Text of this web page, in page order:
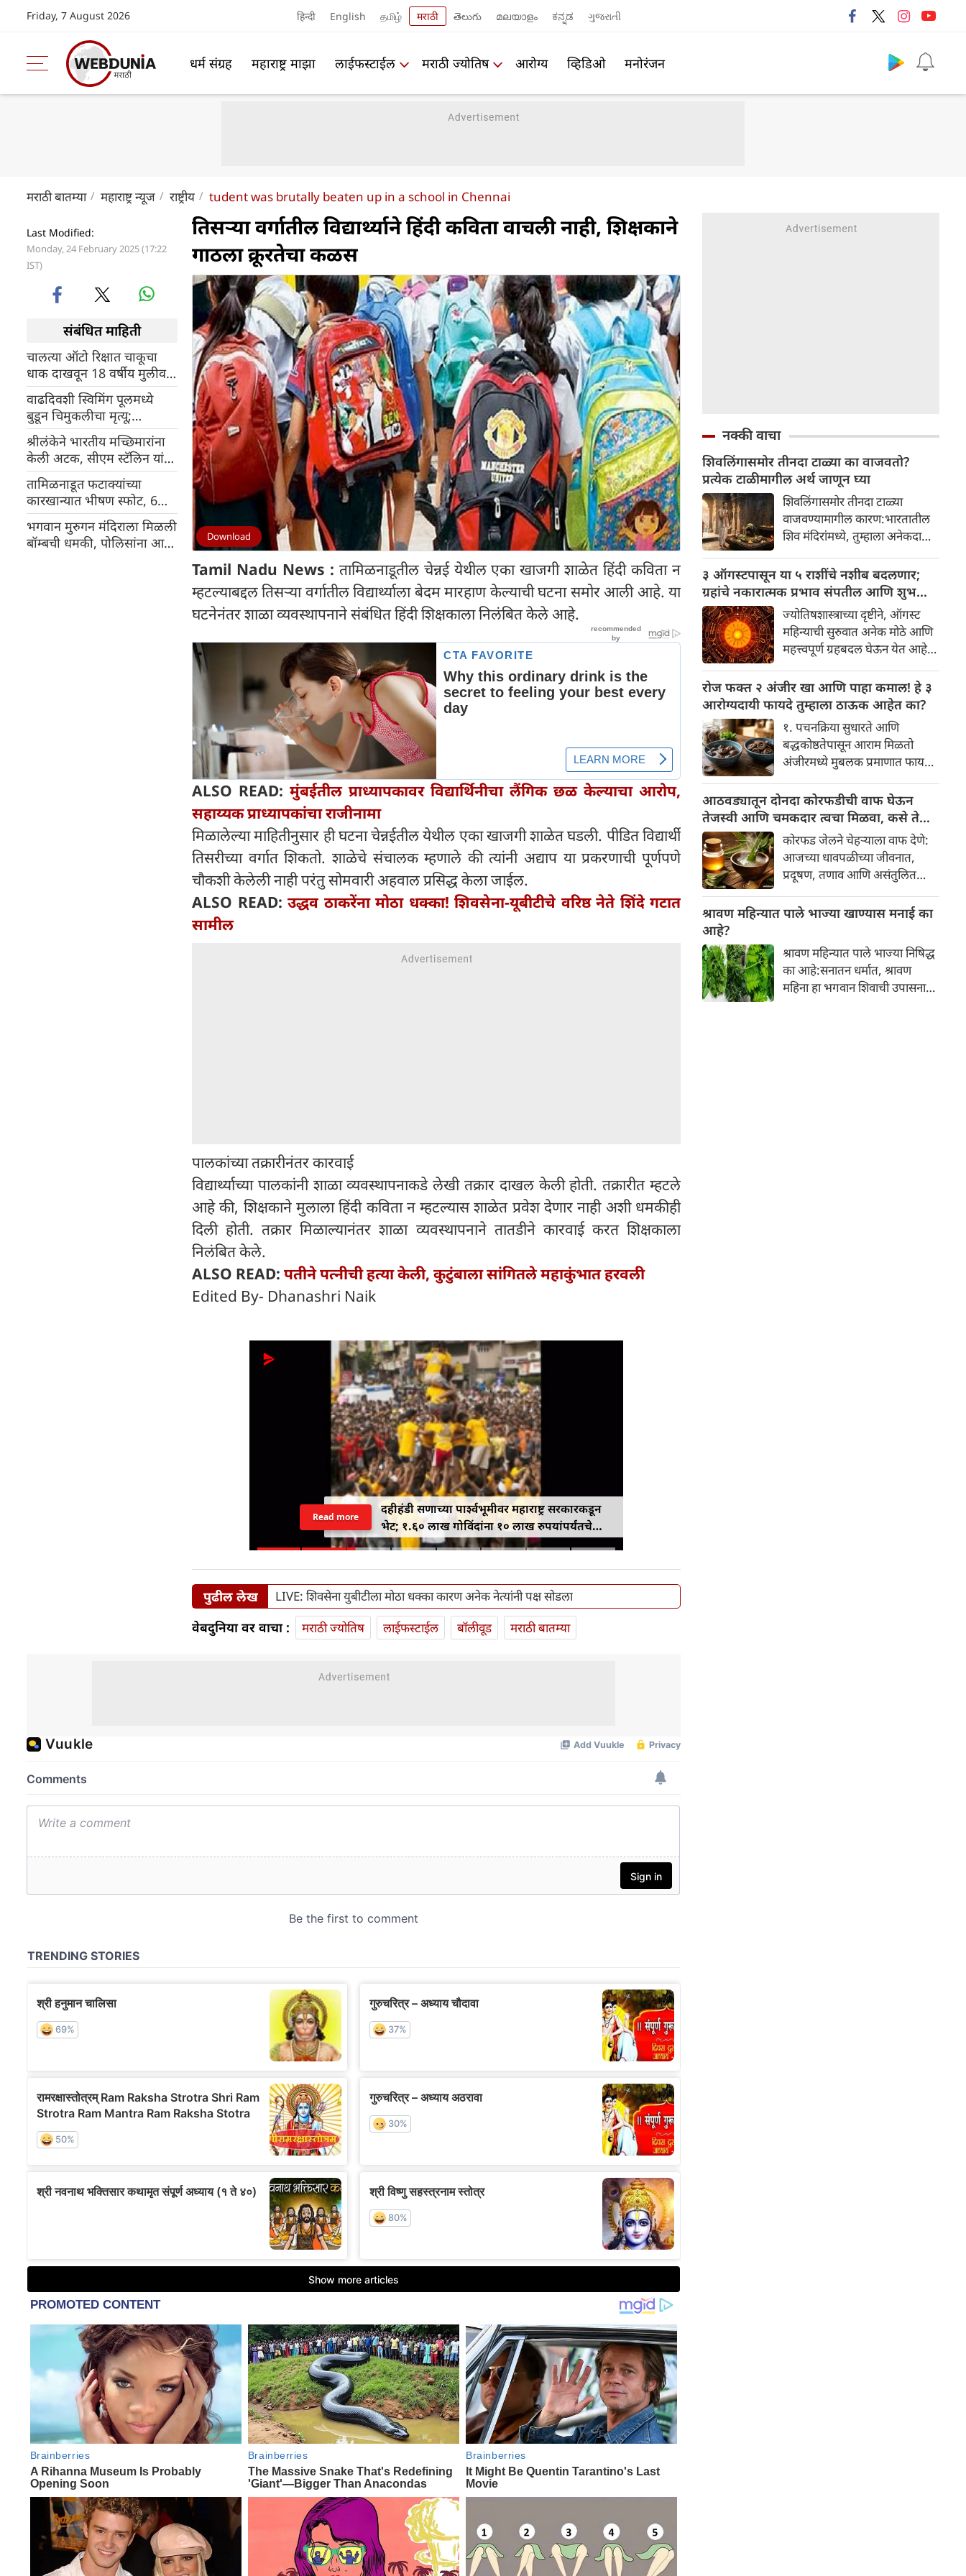
Friday, 7 August 2026 हिन्दी English தமிழ் मराठी తెలుగు മലയാളം ಕನ್ನಡ ગુજરાતી
धर्म संग्रह महाराष्ट्र माझा लाईफस्टाईल मराठी ज्योतिष आरोग्य व्हिडिओ मनोरंजन
मराठी बातम्या महाराष्ट्र न्यूज राष्ट्रीय tudent was brutally beaten up in a school in Chennai
Last Modified:
Monday, 24 February 2025 (17:22
IST)
संबंधित माहिती
चालत्या ऑटो रिक्षात चाकूचा
धाक दाखवून 18 वर्षीय मुलीवर
लैंगिक अत्याचार
वाढदिवशी स्विमिंग पूलमध्ये
बुडून चिमुकलीचा मृत्यू;
कुटुंबासह वाढदिवस साजरा
करण्यासाठी रिसॉर्टमध्ये आली
होती
श्रीलंकेने भारतीय मच्छिमारांना
केली अटक, सीएम स्टॅलिन यांनी
केंद्र सरकारला मोठे आवाहन
केले
तामिळनाडूत फटाक्यांच्या
कारखान्यात भीषण स्फोट, 6
जणांचा दुर्दैवी मृत्यू;
भगवान मुरुगन मंदिराला मिळली
बॉम्बची धमकी, पोलिसांना आला
तिसऱ्या वर्गातील विद्यार्थ्याने हिंदी कविता वाचली नाही, शिक्षकाने
गाठला क्रूरतेचा कळस
Download
Tamil Nadu News : तामिळनाडूतील चेन्नई येथील एका खाजगी शाळेत हिंदी कविता न
म्हटल्याबद्दल तिसऱ्या वर्गातील विद्यार्थ्याला बेदम मारहाण केल्याची घटना समोर आली आहे. या
घटनेनंतर शाळा व्यवस्थापनाने संबंधित हिंदी शिक्षकाला निलंबित केले आहे.
ALSO READ: मुंबईतील प्राध्यापकावर विद्यार्थिनीचा लैंगिक छळ केल्याचा आरोप,
सहाय्यक प्राध्यापकांचा राजीनामा
मिळालेल्या माहितीनुसार ही घटना चेन्नईतील येथील एका खाजगी शाळेत घडली. पीडित विद्यार्थी
तिसरीच्या वर्गात शिकतो. शाळेचे संचालक म्हणाले की त्यांनी अद्याप या प्रकरणाची पूर्णपणे
चौकशी केलेली नाही परंतु सोमवारी अहवाल प्रसिद्ध केला जाईल.
ALSO READ: उद्धव ठाकरेंना मोठा धक्का! शिवसेना-यूबीटीचे वरिष्ठ नेते शिंदे गटात
सामील
पालकांच्या तक्रारीनंतर कारवाई
विद्यार्थ्याच्या पालकांनी शाळा व्यवस्थापनाकडे लेखी तक्रार दाखल केली होती. तक्रारीत म्हटले
आहे की, शिक्षकाने मुलाला हिंदी कविता न म्हटल्यास शाळेत प्रवेश देणार नाही अशी धमकीही
दिली होती. तक्रार मिळाल्यानंतर शाळा व्यवस्थापनाने तातडीने कारवाई करत शिक्षकाला
निलंबित केले.
ALSO READ: पतीने पत्नीची हत्या केली, कुटुंबाला सांगितले महाकुंभात हरवली
Edited By- Dhanashri Naik
दहीहंडी सणाच्या पार्श्वभूमीवर महाराष्ट्र सरकारकडून
भेट; १.६० लाख गोविंदांना १० लाख रुपयांपर्यंतचे
विमा संरक्षण मिळणार
Read more
पुढील लेख LIVE: शिवसेना युबीटीला मोठा धक्का कारण अनेक नेत्यांनी पक्ष सोडला
वेबदुनिया वर वाचा : मराठी ज्योतिष लाईफस्टाईल बॉलीवूड मराठी बातम्या
नक्की वाचा
शिवलिंगासमोर तीनदा टाळ्या का वाजवतो?
प्रत्येक टाळीमागील अर्थ जाणून घ्या
शिवलिंगासमोर तीनदा टाळ्या
वाजवण्यामागील कारण:भारतातील
शिव मंदिरांमध्ये, तुम्हाला अनेकदा
वाजवताना दिसतील. ही एक सामान्य
प्रथा आहे, पण तुम्ही कधी विचार
केला आहे का की यामागे काय रहस्य
आहे आणि प्रत्येक टाळीचा अर्थ काय
आहे? हा केवळ एक विधी नाही, तर
यामागे खोलवर रुजलेल्या पौराणिक
श्रद्धा, आध्यात्मिक अर्थ आणि काही
वैज्ञानिक तर्कदेखील आहेत. चला, या
अनोख्या परंपरेमागील अर्थ
सविस्तरपणे समजून घेऊया.
३ ऑगस्टपासून या ५ राशींचे नशीब बदलणार;
ग्रहांचे नकारात्मक प्रभाव संपतील आणि शुभ
दिवसांची सुरुवात होईलज्योतिषशास्त्राच्या दृष्टीने, ऑगस्ट
महिन्याची सुरुवात अनेक मोठे आणि
महत्त्वपूर्ण ग्रहबदल घेऊन येत आहे.
हालचाल अनेक राशींच्या जीवनात
सकारात्मक बदल घडवून आणणार
आहे. विशेषतः ३ ऑगस्ट रोजी एक
अत्यंत दुर्मिळ आणि फलदायी
ग्रहस्थिती (संयोग) तयार होत आहे.
या दिवशी तयार होणारे शुभ योग,
ग्रहांची स्थिती आणि या गोचरमुळे
ज्यांचे नशीब उजळणार आहे अशा
भाग्यवान राशींबद्दल आपण जाणून
घेऊया!
रोज फक्त २ अंजीर खा आणि पाहा कमाल! हे ३
आरोग्यदायी फायदे तुम्हाला ठाऊक आहेत का?
१. पचनक्रिया सुधारते आणि
बद्धकोष्ठतेपासून आराम मिळतो
अंजीरमध्ये मुबलक प्रमाणात फायबर
बद्धकोष्ठता, गॅस किंवा अपचनाचा
त्रास होत असेल, तर अंजीर
तुमच्यासाठी वरदान ठरू शकते. हे
आतड्यांची स्वच्छता ठेवण्यास मदत
करते. पचनसंस्था मजबूत करून पोट
साफ होण्यास मदत करते.
आठवड्यातून दोनदा कोरफडीची वाफ घेऊन
तेजस्वी आणि चमकदार त्वचा मिळवा, कसे ते
जाणून घ्या
कोरफड जेलने चेहऱ्याला वाफ देणे:
आजच्या धावपळीच्या जीवनात,
प्रदूषण, तणाव आणि असंतुलित
नकारात्मक परिणाम होऊ शकतो.
होते, ज्यामुळे निस्तेजपणा, मुरुमे
आणि ब्लॅकहेड्स यांसारख्या समस्या
निर्माण होतात.
श्रावण महिन्यात पाले भाज्या खाण्यास मनाई का
आहे?
श्रावण महिन्यात पाले भाज्या निषिद्ध
का आहे:सनातन धर्मात, श्रावण
महिना हा भगवान शिवाची उपासना